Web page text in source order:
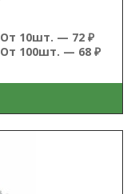
От 10шт. — 72 ₽
От 100шт. — 68 ₽